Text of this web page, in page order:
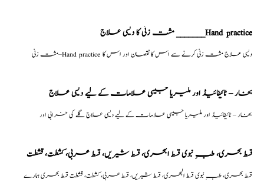
مشت زنی کا دیسی علاج _______Hand practice
مشت زنی–Hand practice دیسی علاج مشت زنی کرنے سے اس کا نقصان اور اس کا
بخار – ٹائیفائیڈ اور ملیریا جیسی علامات کے لیے دیسی علاج
بخار – ٹائیفائیڈ اور ملیریا جیسی علامات کے لیے دیسی علاج گلے کی خرابی اور
قسط بحری، طبِ نبوی قسط البحری، قسط شیریں، قسط عربی، كشطت، قشطت
قسط بحری، طبِ نبوی قسط البحری، قسط شیریں، قسط عربی، كشطت، قشطت قسط بحری ہمارے